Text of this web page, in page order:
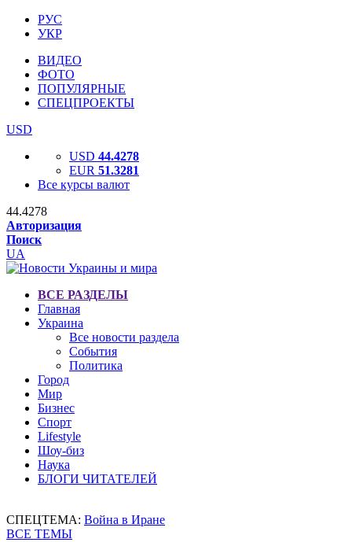
РУС
УКР
ВИДЕО
ФОТО
ПОПУЛЯРНЫЕ
СПЕЦПРОЕКТЫ
USD
USD 44.4278
EUR 51.3281
Все курсы валют
44.4278
Авторизация
Поиск
UA
ВСЕ РАЗДЕЛЫ
Главная
Украина
Все новости раздела
События
Политика
Город
Мир
Бизнес
Спорт
Lifestyle
Шоу-биз
Наука
БЛОГИ ЧИТАТЕЛЕЙ
СПЕЦТЕМА: Война в Иране
ВСЕ ТЕМЫ